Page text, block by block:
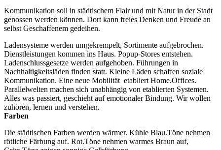
Kommunikation soll in städtischem Flair und mit Natur in der Stadt
genossen werden können. Dort kann freies Denken und Freude an
selbst Geschaffenem gedeihen.
Ladensysteme werden umgekrempelt, Sortimente aufgebrochen.
Dienstleistungen kommen ins Haus. Popup-Stores entstehen.
Ladenschlussgesetze werden aufgehoben. Führungen in
Nachhaltigkeitsläden finden statt. Kleine Läden schaffen soziale
Kommunikation. Eine neue Mobilität etabliert Home.Offices.
Parallelwelten machen sich unabhängig von etablierten Systemen.
Alles was passiert, geschieht auf emotionaler Bindung. Wir wollen
zuhören, lernen und verstehen.
Farben
Die städtischen Farben werden wärmer. Kühle Blau.Töne nehmen
rötliche Färbung auf. Rot.Töne nehmen warmes Braun auf,